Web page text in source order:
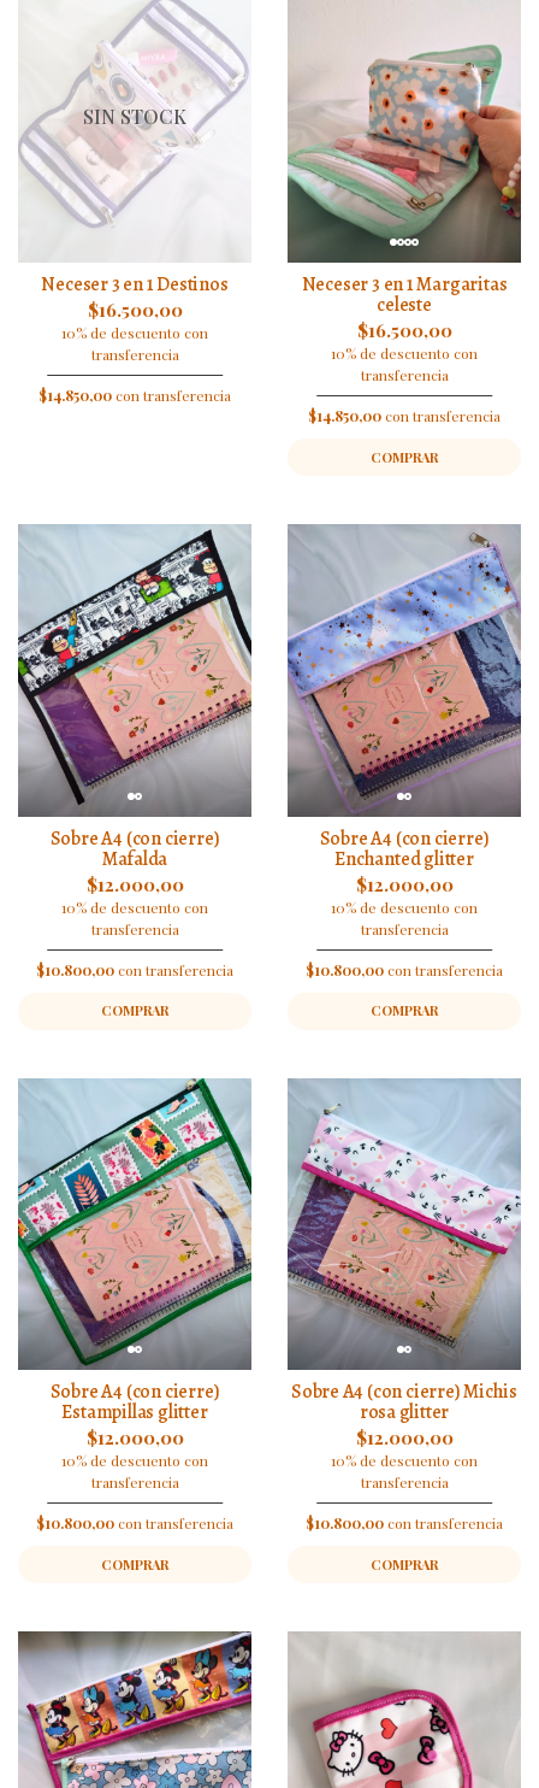
SIN STOCK
Neceser 3 en 1 Destinos
$16.500,00
10% de descuento con
transferencia
$14.850,00con transferencia
Neceser 3 en 1 Margaritas
celeste
$16.500,00
10% de descuento con
transferencia
$14.850,00con transferencia
COMPRAR
Sobre A4 (con cierre)
Mafalda
$12.000,00
10% de descuento con
transferencia
$10.800,00con transferencia
COMPRAR
Sobre A4 (con cierre)
Enchanted glitter
$12.000,00
10% de descuento con
transferencia
$10.800,00con transferencia
COMPRAR
Sobre A4 (con cierre)
Estampillas glitter
$12.000,00
10% de descuento con
transferencia
$10.800,00con transferencia
COMPRAR
Sobre A4 (con cierre) Michis
rosa glitter
$12.000,00
10% de descuento con
transferencia
$10.800,00con transferencia
COMPRAR